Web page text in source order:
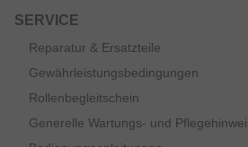
SERVICE
Reparatur & Ersatzteile
Gewährleistungsbedingungen
Rollenbegleitschein
Generelle Wartungs- und